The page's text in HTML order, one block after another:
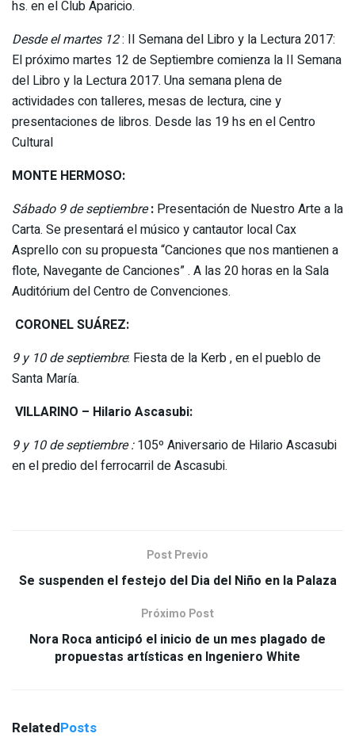
hs. en el Club Aparicio.
Desde el martes 12: II Semana del Libro y la Lectura 2017:
El próximo martes 12 de Septiembre comienza la II Semana
del Libro y la Lectura 2017. Una semana plena de
actividades con talleres, mesas de lectura, cine y
presentaciones de libros. Desde las 19 hs en el Centro
Cultural
MONTE HERMOSO:
Sábado 9 de septiembre: Presentación de Nuestro Arte a la
Carta. Se presentará el músico y cantautor local Cax
Asprello con su propuesta “Canciones que nos mantienen a
flote, Navegante de Canciones” . A las 20 horas en la Sala
Auditórium del Centro de Convenciones.
CORONEL SUÁREZ:
9 y 10 de septiembre: Fiesta de la Kerb , en el pueblo de
Santa María.
VILLARINO – Hilario Ascasubi:
9 y 10 de septiembre :105º Aniversario de Hilario Ascasubi
en el predio del ferrocarril de Ascasubi.
Post Previo
Se suspenden el festejo del Dia del Niño en la Palaza
Próximo Post
Nora Roca anticipó el inicio de un mes plagado de
propuestas artísticas en Ingeniero White
RelatedPosts